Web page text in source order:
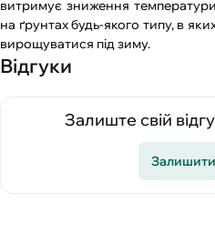
витримує зниження
на ґрунтах будь-якого типу, в
вирощуватися під зиму.
Відгуки
Залиште свій
Залишити